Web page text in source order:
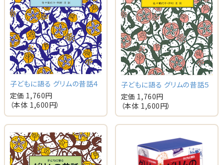
子どもに語る グリムの昔話４
定価 1,760円
（本体 1,600円）
子どもに語る グリムの昔話５
定価 1,760円
（本体 1,600円）